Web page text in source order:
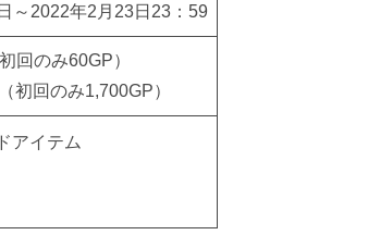
～2022年2月23日23：59
回のみ60GP）
初回のみ1,700GP）
アイテム